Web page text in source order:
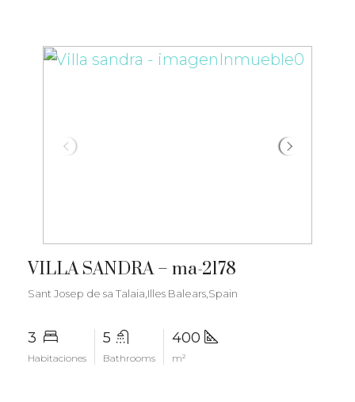
VILLA SANDRA – ma-2178
Sant Josep de sa Talaia,Illes Balears,Spain
3
Habitaciones
5
Bathrooms
400
m²